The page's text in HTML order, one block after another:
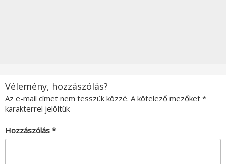
Vélemény, hozzászólás?
Az e-mail címet nem tesszük közzé. A kötelező mezőket *
karakterrel jelöltük
Hozzászólás *